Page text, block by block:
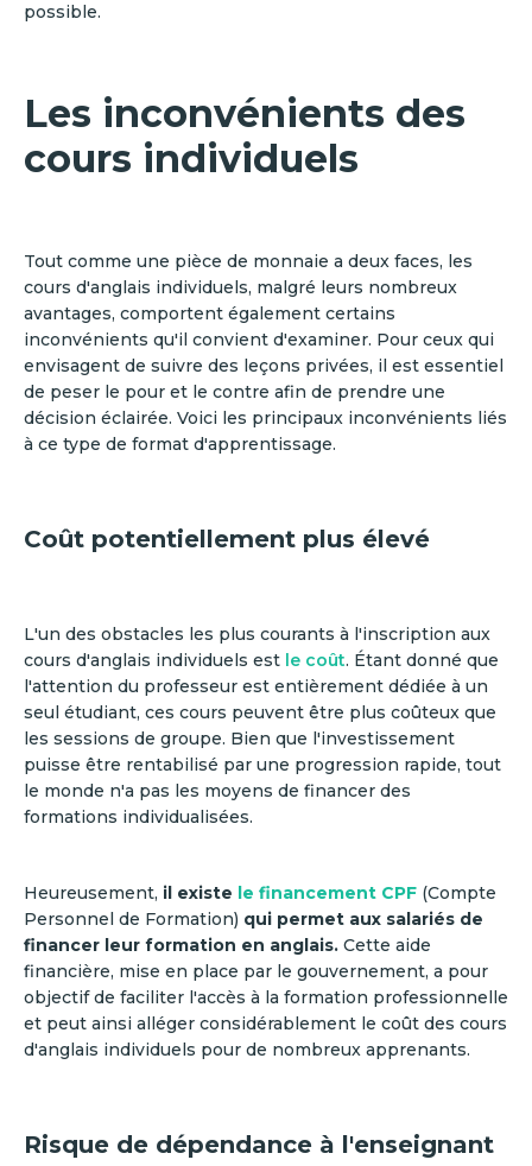
possible.
Les inconvénients des
cours individuels
Tout comme une pièce de monnaie a deux faces, les
cours d'anglais individuels, malgré leurs nombreux
avantages, comportent également certains
inconvénients qu'il convient d'examiner. Pour ceux qui
envisagent de suivre des leçons privées, il est essentiel
de peser le pour et le contre afin de prendre une
décision éclairée. Voici les principaux inconvénients liés
à ce type de format d'apprentissage.
Coût potentiellement plus élevé
L'un des obstacles les plus courants à l'inscription aux
cours d'anglais individuels est le coût. Étant donné que
l'attention du professeur est entièrement dédiée à un
seul étudiant, ces cours peuvent être plus coûteux que
les sessions de groupe. Bien que l'investissement
puisse être rentabilisé par une progression rapide, tout
le monde n'a pas les moyens de financer des
formations individualisées.
Heureusement, il existe le financement CPF (Compte
Personnel de Formation) qui permet aux salariés de
financer leur formation en anglais. Cette aide
financière, mise en place par le gouvernement, a pour
objectif de faciliter l'accès à la formation professionnelle
et peut ainsi alléger considérablement le coût des cours
d'anglais individuels pour de nombreux apprenants.
Risque de dépendance à l'enseignant